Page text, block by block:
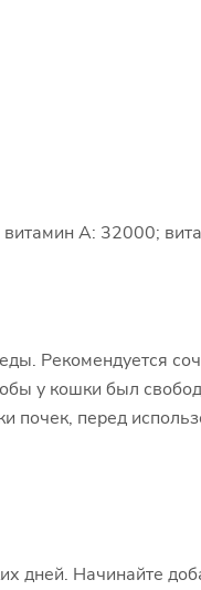
А: 32000;
Рекомендуется
у кошки был
перед
дней. Начинайте